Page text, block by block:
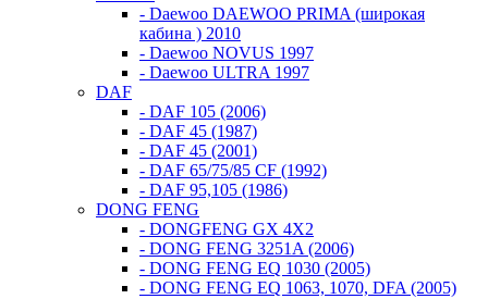
- Daewoo DAEWOO PRIMA (широкая
кабина ) 2010
- Daewoo NOVUS 1997
- Daewoo ULTRA 1997
DAF
- DAF 105 (2006)
- DAF 45 (1987)
- DAF 45 (2001)
- DAF 65/75/85 CF (1992)
- DAF 95,105 (1986)
DONG FENG
- DONGFENG GX 4X2
- DONG FENG 3251A (2006)
- DONG FENG EQ 1030 (2005)
- DONG FENG EQ 1063, 1070, DFA (2005)